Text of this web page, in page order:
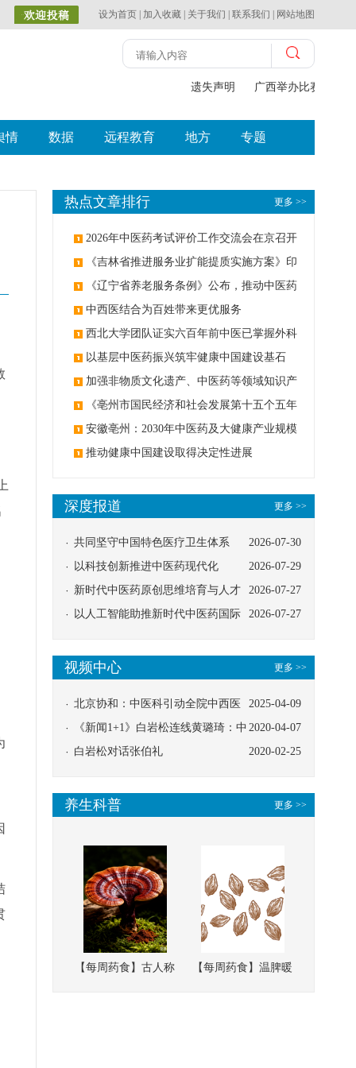
设为首页 加入收藏 关于我们 联系我们 网站地图
遗失声明 广西举办比赛探索
情 数据 远程教育 地方 专题
更多 >>
热点文章排行
2026年中医药考试评价工作交流会在京召开
《吉林省推进服务业扩能提质实施方案》印
发：创建中医类国家医学中心
《辽宁省养老服务条例》公布，推动中医药
与养老融合发展
中西医结合为百姓带来更优服务
西北大学团队证实六百年前中医已掌握外科
麻醉技术
以基层中医药振兴筑牢健康中国建设基石
加强非物质文化遗产、中医药等领域知识产
权保护《亳州市国民经济和社会发展第十五个五年
规划纲要》印发
安徽亳州：2030年中医药及大健康产业规模
3000亿元
推动健康中国建设取得决定性进展
更多 >>
深度报道
2026-07-30
共同坚守中国特色医疗卫生体系
2026-07-29
以科技创新推进中医药现代化
2026-07-27
新时代中医药原创思维培育与人才
发展路径探索
2026-07-27
以人工智能助推新时代中医药国际
更多 >>
视频中心
2025-04-09
北京协和：中医科引动全院中西医
协同
2020-04-07
《新闻1+1》白岩松连线黄璐琦：中
医救治的临床效果
2020-02-25
白岩松对话张伯礼
更多 >>
养生科普
【每周药食】古人称
【每周药食】温脾暖